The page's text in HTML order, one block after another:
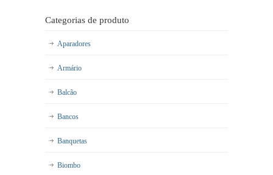
Categorias de produto
Aparadores
Armário
Balcão
Bancos
Banquetas
Biombo